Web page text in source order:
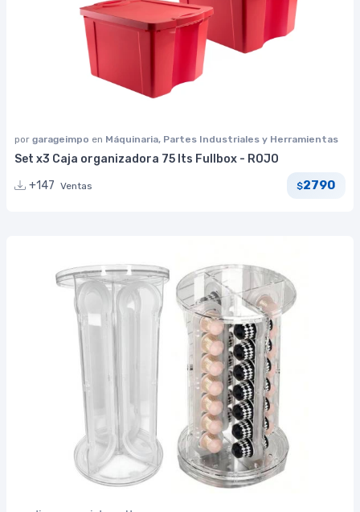
por garageimpo en Máquinaria, Partes Industriales y Herramientas
Set x3 Caja organizadora 75 lts Fullbox - ROJO
+147 Ventas $2790